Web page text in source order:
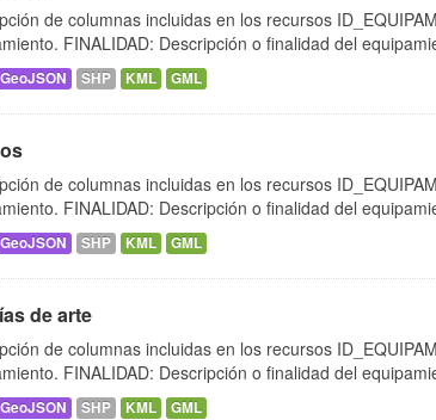
de columnas incluidas en los recursos
FINALIDAD: Descripción o finalidad del
GeoJSON SHP KML GML
de columnas incluidas en los recursos
FINALIDAD: Descripción o finalidad del
GeoJSON SHP KML GML
de arte
de columnas incluidas en los recursos
FINALIDAD: Descripción o finalidad del
GeoJSON SHP KML GML